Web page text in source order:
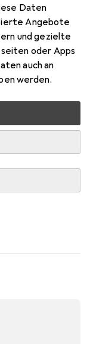
Daten
Angebote
und gezielte
oder Apps
auch an
werden.